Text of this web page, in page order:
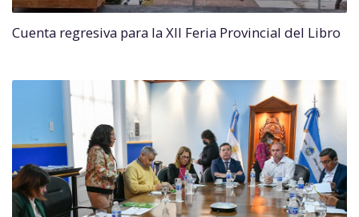
Cuenta regresiva para la XII Feria Provincial del Libro